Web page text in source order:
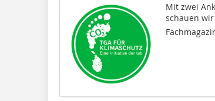
Mit zwei
schauen wir